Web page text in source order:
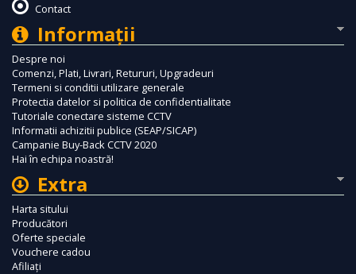
Contact
Informaţii
Despre noi
Comenzi, Plati, Livrari, Retururi, Upgradeuri
Termeni si conditii utilizare generale
Protectia datelor si politica de confidentialitate
Tutoriale conectare sisteme CCTV
Informatii achizitii publice (SEAP/SICAP)
Campanie Buy-Back CCTV 2020
Hai în echipa noastră!
Extra
Harta sitului
Producători
Oferte speciale
Vouchere cadou
Afiliaţi